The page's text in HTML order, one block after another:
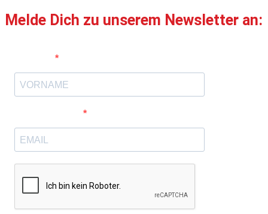
Melde Dich zu unserem Newsletter an: